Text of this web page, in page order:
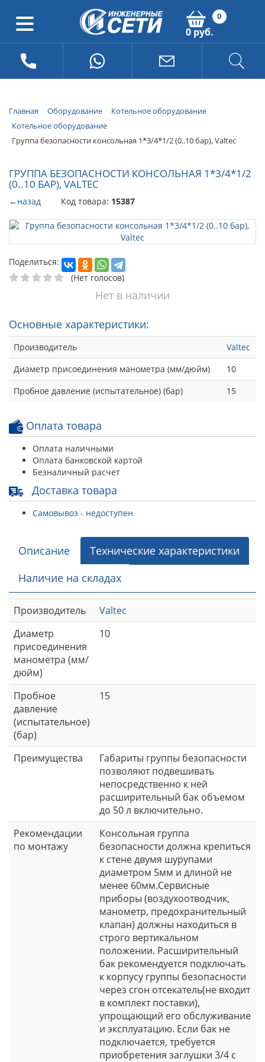
0
0 руб.
Главная Оборудование
Котельное оборудование
Котельное оборудование
Группа безопасности консольная 1*3/4*1/2 (0..10 бар), Valtec
ГРУППА БЕЗОПАСНОСТИ КОНСОЛЬНАЯ 1*3/4*1/2
(0..10 БАР), VALTEC
←назад Код товара: 15387
Поделиться:
(Нет голосов)
Нет в наличии
Основные характеристики:
Производитель
Valtec
Диаметр присоединения манометра (мм/дюйм)
10
Пробное давление (испытательное) (бар)
15
Оплата товара
Оплата наличными
Оплата банковской картой
Безналичный расчет
Доставка товара
Самовывоз - недоступен
Описание
Технические характеристики
Наличие на складах
Производитель
Valtec
Диаметр
присоединения
манометра (мм/
дюйм)
10
Пробное
давление
(испытательное)
(бар)
15
Преимущества
Габариты группы безопасности
позволяют подвешивать
непосредственно к ней
расширительный бак объемом
до 50 л включительно.
Рекомендации
по монтажу
Консольная группа
безопасности должна крепиться
к стене двумя шурупами
диаметром 5мм и длиной не
менее 60мм.Сервисные
приборы (воздухоотводчик,
манометр, предохранительный
клапан) должны находиться в
строго вертикальном
положении. Расширительный
бак рекомендуется подключать
к корпусу группы безопасности
через сгон отсекатель(не входит
в комплект поставки),
упрощающий его обслуживание
и эксплуатацию. Если бак не
подключается, требуется
приобретения заглушки 3/4 с